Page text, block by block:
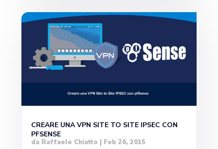
CREARE UNA VPN SITE TO SITE IPSEC CON
PFSENSE
da Raffaele Chiatto | Feb 26, 2015